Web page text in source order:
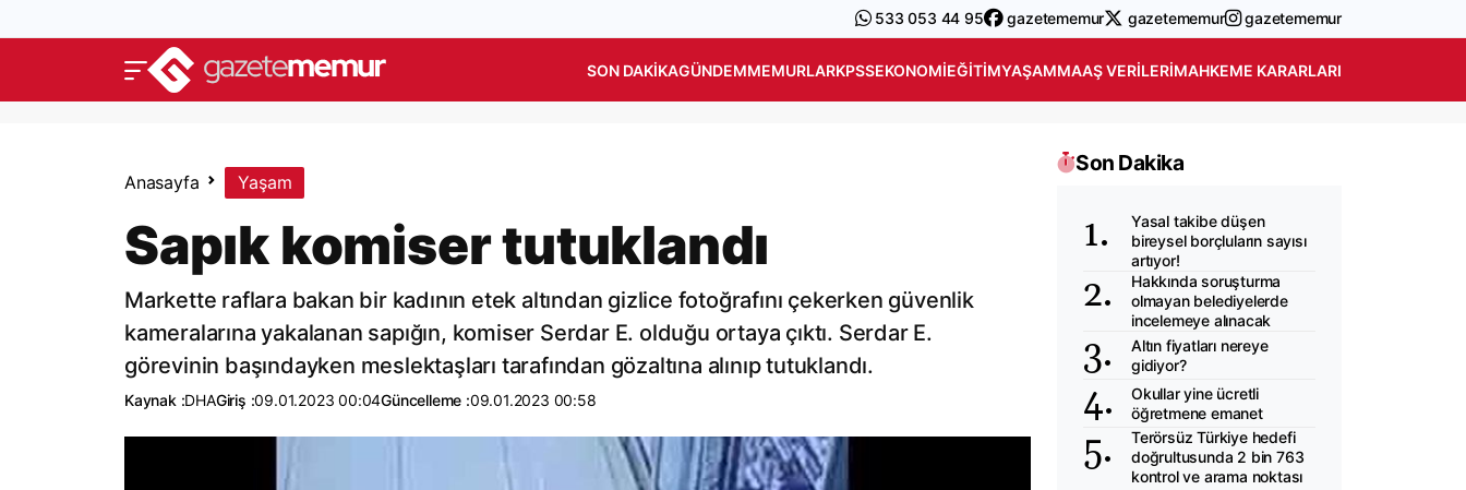
533 053 44 95 gazetememur gazetememur gazetememur
SON DAKIKAGÜNDEMMEMURLARKPSSEKONOMIEĞITIMYAŞAMMAAŞ VERILERIMAHKEME KARARLARI
Anasayfa Yaşam
Sapık komiser tutuklandı
Markette raflara bakan bir kadının etek altından gizlice fotoğrafını çekerken güvenlik
kameralarına yakalanan sapığın, komiser Serdar E. olduğu ortaya çıktı. Serdar E.
görevinin başındayken meslektaşları tarafından gözaltına alınıp tutuklandı.
Kaynak :DHAGiriş :09.01.2023 00:04Güncelleme :09.01.2023 00:58
Son Dakika
Yasal takibe düşen
bireysel borçluların sayısı
artıyor!
Hakkında soruşturma
olmayan belediyelerde
incelemeye alınacak
Altın fiyatları nereye
gidiyor?
Okullar yine ücretli
öğretmene emanet
Terörsüz Türkiye hedefi
doğrultusunda 2 bin 763
kontrol ve arama noktası